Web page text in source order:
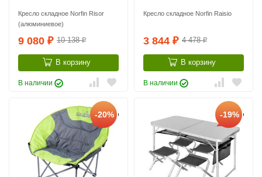
Кресло складное Norfin Risor
(алюминиевое)
9 080 ₽ 10 138₽
В корзину
В наличии
Кресло складное Norfin Raisio
3 844 ₽ 4 478₽
В корзину
В наличии
-20% -19%